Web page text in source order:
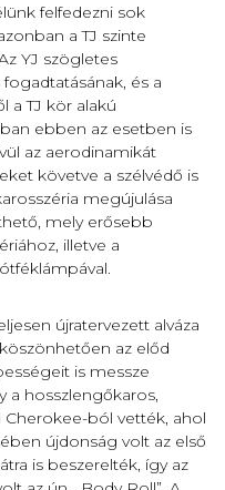
felfedezni sok
a TJ szinte
YJ szögletes
és a
a TJ kör alakú
ebben az esetben is
az aerodinamikát
követve a szélvédő is
megújulása
mely erősebb
illetve a
újratervezett alváza
az előd
is messze
a hosszlengőkaros,
Cherokee-ból vették, ahol
újdonság volt az első
is beszerelték, így az